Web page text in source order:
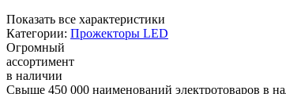
Показать все характеристики
Категории: Прожекторы LED
Огромный
ассортимент
в наличии
Свыше 450 000 наименований электротоваров в